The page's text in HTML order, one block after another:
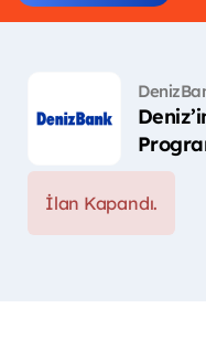
İlan Kapandı.